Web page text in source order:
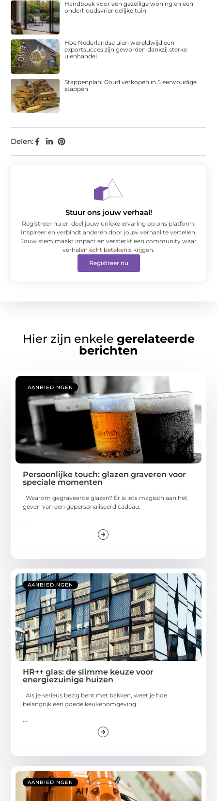
Delen:
Handboek voor een gezellige woning en een
onderhoudsvriendelijke tuin
Hoe Nederlandse uien wereldwijd een
exportsucces zijn geworden dankzij sterke
uienhandel
Stappenplan: Goud verkopen in 5 eenvoudige
stappen
Stuur ons jouw verhaal!
Registreer nu en deel jouw unieke ervaring op ons platform.
Inspireer en verbindt anderen door jouw verhaal te vertellen.
Jouw stem maakt impact en versterkt een community waar
verhalen écht betekenis krijgen.
Registreer nu
Hier zijn enkele gerelateerde
berichten
AANBIEDINGEN
Persoonlijke touch: glazen graveren voor
speciale momenten
Waarom gegraveerde glazen? Er is iets magisch aan het
geven van een gepersonaliseerd cadeau.
AANBIEDINGEN
HR++ glas: de slimme keuze voor
energiezuinige huizen
Als je serieus bezig bent met bakken, weet je hoe
belangrijk een goede keukenomgeving
...
AANBIEDINGEN